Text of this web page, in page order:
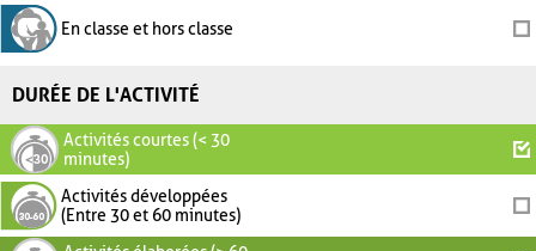
En classe et hors classe
DURÉE DE L'ACTIVITÉ
Activités courtes (< 30
minutes)
Activités développées
(Entre 30 et 60 minutes)